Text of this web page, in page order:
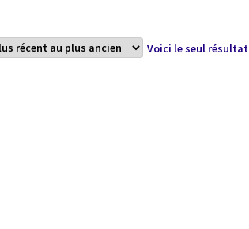
Voici le seul résultat